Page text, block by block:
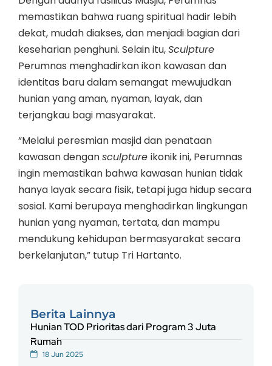
memastikan bahwa ruang spiritual hadir lebih
dekat, mudah diakses, dan menjadi bagian dari
keseharian penghuni. Selain itu,Sculpture
Perumnas menghadirkan ikon kawasan dan
identitas baru dalam semangat mewujudkan
hunian yang aman, nyaman, layak, dan
terjangkau bagi masyarakat.
“Melalui peresmian masjid dan penataan
kawasan dengansculpture ikonik ini, Perumnas
ingin memastikan bahwa kawasan hunian tidak
hanya layak secara fisik, tetapi juga hidup secara
sosial. Kami berupaya menghadirkan lingkungan
hunian yang nyaman, tertata, dan mampu
mendukung kehidupan bermasyarakat secara
berkelanjutan,” tutup Tri Hartanto.
Berita Lainnya
Hunian TOD Prioritas dari Program 3 Juta
Rumah
18 Jun 2025